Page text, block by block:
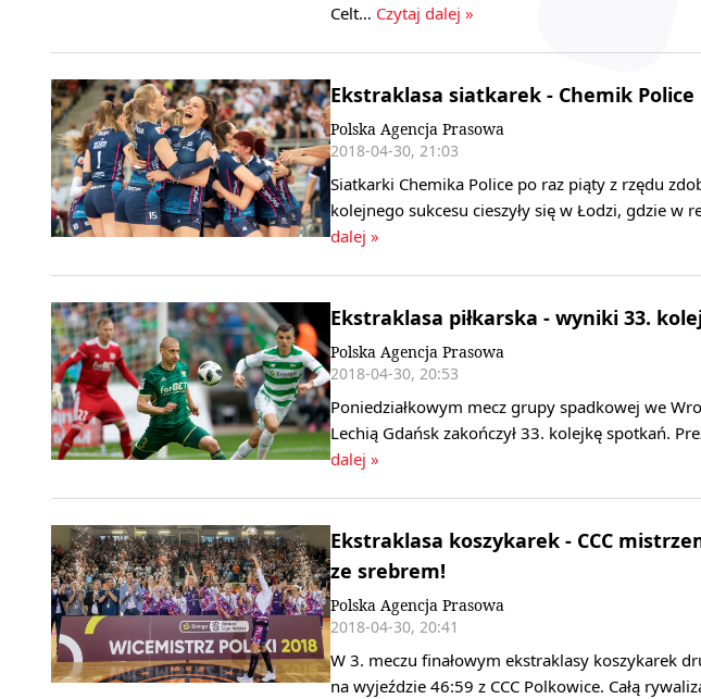
Celt… Czytaj dalej »
Ekstraklasa siatkarek - Chemik
Polska Agencja Prasowa
2018-04-30, 21:03
Siatkarki Chemika Police po raz piąty z rzędu
kolejnego sukcesu cieszyły się w Łodzi, gdzie w
dalej »
Ekstraklasa piłkarska - wyniki 33.
Polska Agencja Prasowa
2018-04-30, 20:53
Poniedziałkowym mecz grupy spadkowej we
Lechią Gdańsk zakończył 33. kolejkę spotkań.
dalej »
Ekstraklasa koszykarek - CCC
ze srebrem!
Polska Agencja Prasowa
2018-04-30, 20:41
W 3. meczu finałowym ekstraklasy koszykarek
na wyjeździe 46:59 z CCC Polkowice. Całą